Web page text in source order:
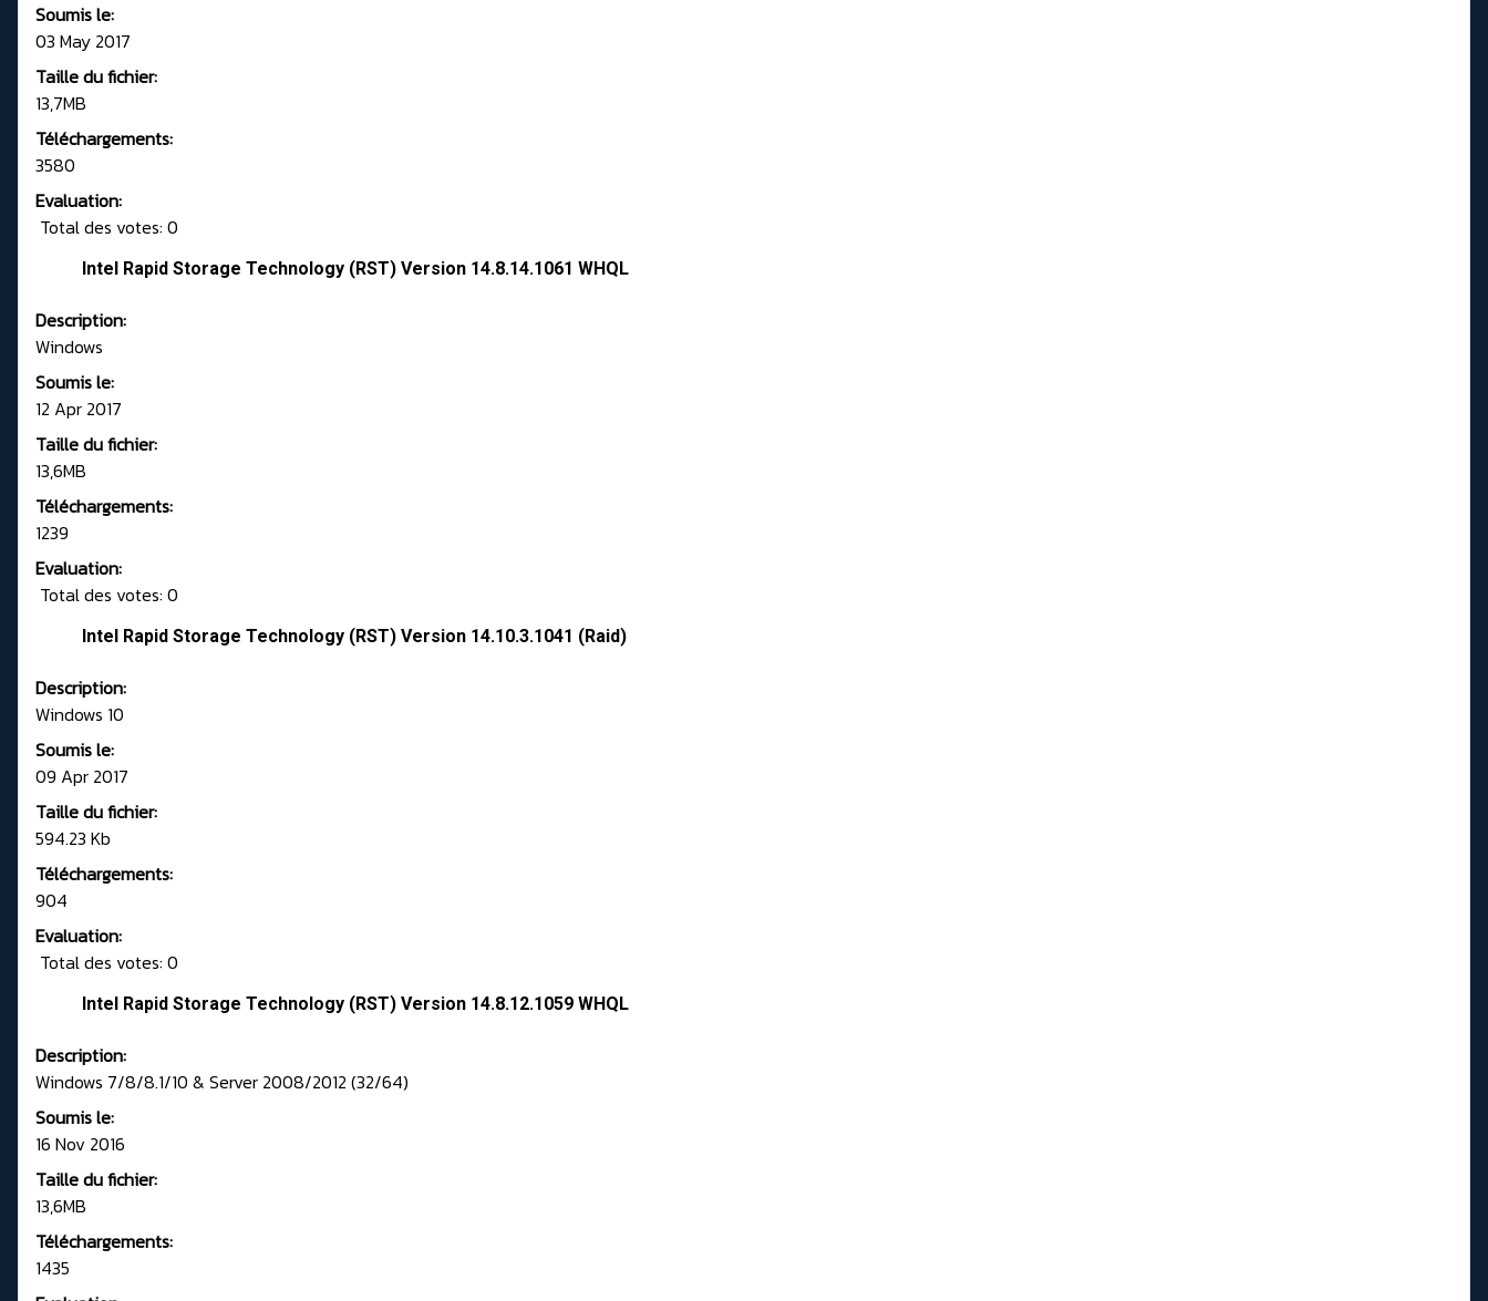
Soumis le:
03 May 2017
Taille du fichier:
13,7MB
Téléchargements:
3580
Evaluation:
Total des votes: 0
Intel Rapid Storage Technology (RST) Version 14.8.14.1061 WHQL
Description:
Windows
Soumis le:
12 Apr 2017
Taille du fichier:
13,6MB
Téléchargements:
1239
Evaluation:
Total des votes: 0
Intel Rapid Storage Technology (RST) Version 14.10.3.1041 (Raid)
Description:
Windows 10
Soumis le:
09 Apr 2017
Taille du fichier:
594.23 Kb
Téléchargements:
904
Evaluation:
Total des votes: 0
Intel Rapid Storage Technology (RST) Version 14.8.12.1059 WHQL
Description:
Windows 7/8/8.1/10 & Server 2008/2012 (32/64)
Soumis le:
16 Nov 2016
Taille du fichier:
13,6MB
Téléchargements:
1435